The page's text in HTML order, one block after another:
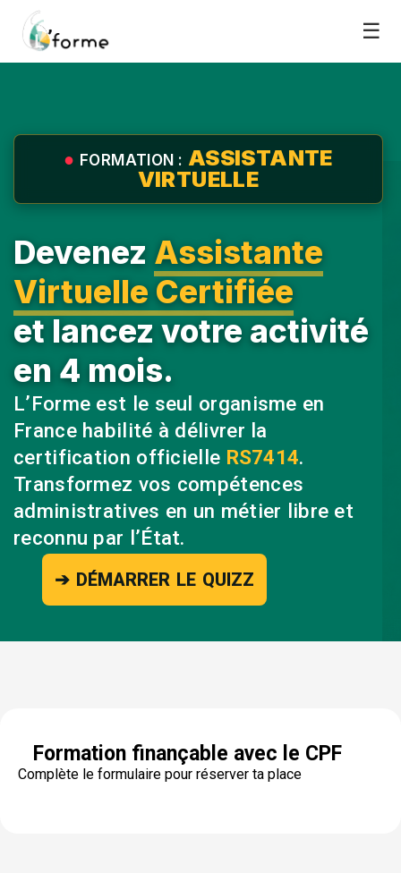
☰
● FORMATION : ASSISTANTE
VIRTUELLE
Devenez Assistante
Virtuelle Certifiée
et lancez votre activité
en 4 mois.
L’Forme est le seul organisme en
France habilité à délivrer la
certification officielle RS7414.
Transformez vos compétences
administratives en un métier libre et
reconnu par l’État.
➔ DÉMARRER LE QUIZZ
Formation finançable avec le CPF
Complète le formulaire pour réserver ta place